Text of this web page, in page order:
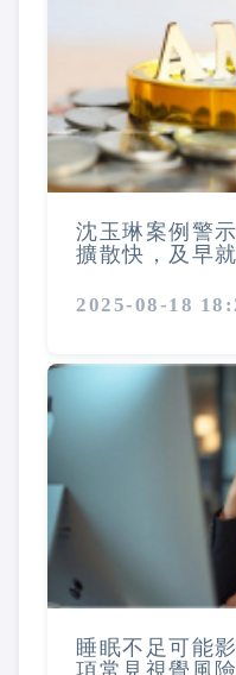
沈玉琳案例警
擴散快，及早
2025-08-18
睡眠不足可能